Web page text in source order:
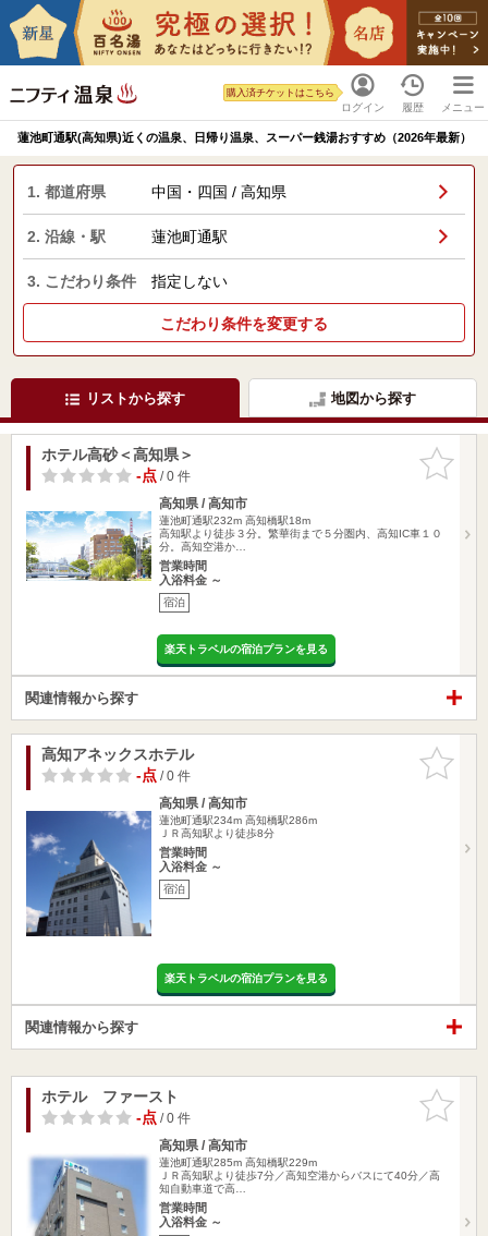
ログイン
購入済チケットはこちら
履歴 メニュー
蓮池町通駅(高知県)近くの温泉、日帰り温泉、スーパー銭湯おすすめ（2026年最新）
1. 都道府県 中国・四国 / 高知県
2. 沿線・駅 蓮池町通駅
3. こだわり条件 指定しない
こだわり条件を変更する
リストから探す 地図から探す
お気に入
りに追加
ホテル高砂＜高知県＞
-点/ 0 件
高知県 / 高知市
蓮池町通駅232m 高知橋駅18m
高知駅より徒歩３分。繁華街まで５分圏内、高知IC車１０
分。高知空港か…
営業時間
入浴料金 ～
宿泊
楽天トラベルの宿泊プランを見る
関連情報から探す
お気に入
りに追加
高知アネックスホテル
-点/ 0 件
高知県 / 高知市
蓮池町通駅234m 高知橋駅286m
ＪＲ高知駅より徒歩8分
営業時間
入浴料金 ～
宿泊
楽天トラベルの宿泊プランを見る
関連情報から探す
お気に入
りに追加
ホテル ファースト
-点/ 0 件
高知県 / 高知市
蓮池町通駅285m 高知橋駅229m
ＪＲ高知駅より徒歩7分／高知空港からバスにて40分／高
知自動車道で高…
営業時間
入浴料金 ～